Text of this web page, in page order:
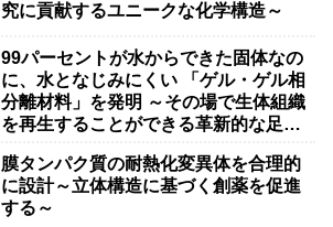
究に貢献するユニークな化学構造～
99パーセントが水からできた固体なの
に、水となじみにくい 「ゲル・ゲル相
分離材料」を発明 ～その場で生体組織
を再生することができる革新的な足場
膜タンパク質の耐熱化変異体を合理的
に設計～立体構造に基づく創薬を促進
する～